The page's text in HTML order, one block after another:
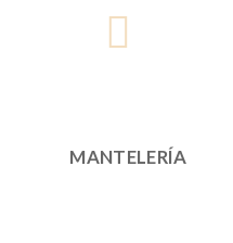
MANTELERÍA